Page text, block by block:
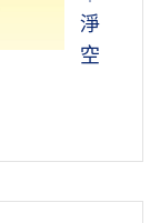
淨
空